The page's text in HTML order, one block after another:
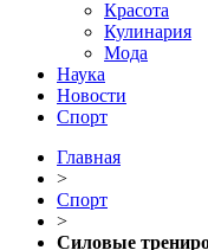
Красота
Кулинария
Мода
Наука
Новости
Спорт
Главная
>
Спорт
>
Силовые